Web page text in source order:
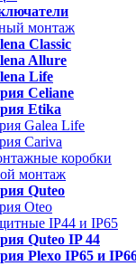
монтаж
Classic
Allure
Life
Celiane
Etika
Galea Life
Cariva
коробки
монтаж
Quteo
Oteo
IP44 и IP65
Quteo IP 44
Plexo IP65 и